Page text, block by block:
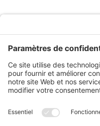
AJOUTER